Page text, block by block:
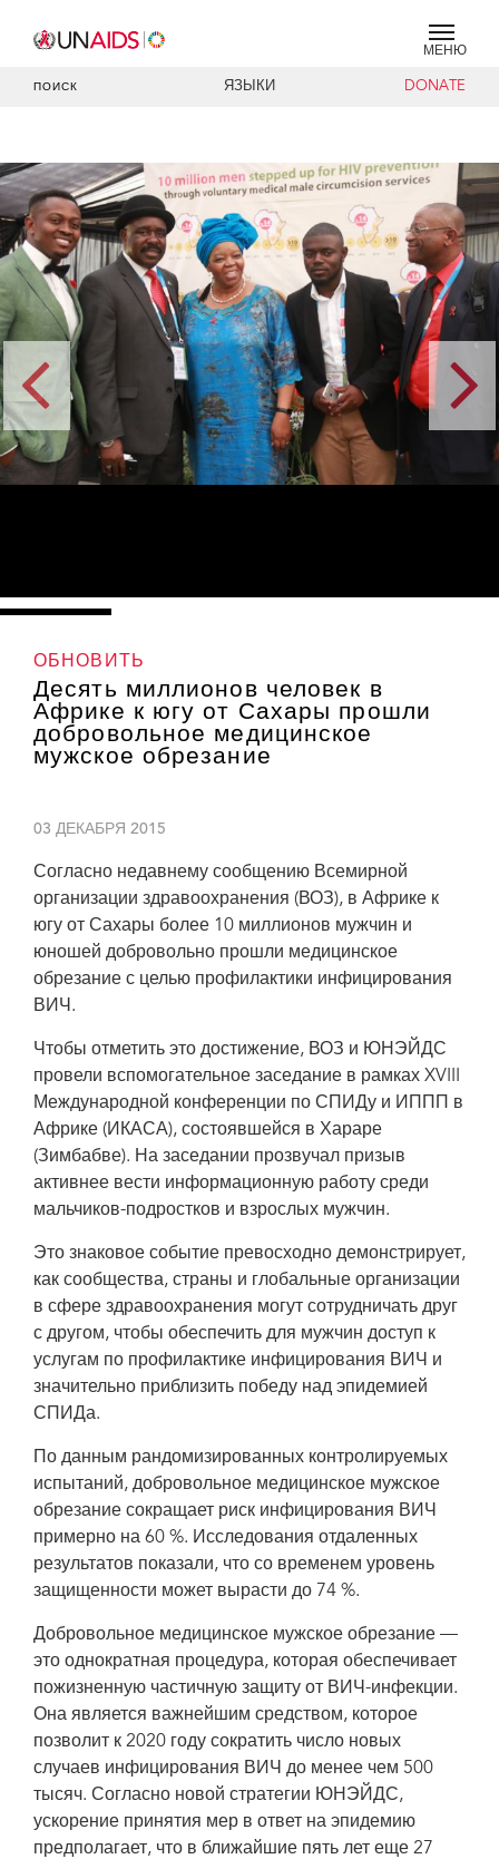
МЕНЮ
ПОИСК ЯЗЫКИ DONATE
Чтобы отметить это достижение, ВОЗ и ЮНЭЙДС провели вспомогательное
заседание в рамках XVIII Международной конференции по СПИДу и ИППП в
Африке (ИКАСА), состоявшейся в Хараре (Зимбабве). На заседании прозвучал
призыв активнее вести информационную работу среди мальчиков-подростков и
взрослых мужчин.
ОБНОВИТЬ
Десять миллионов человек в
Африке к югу от Сахары прошли
добровольное медицинское
мужское обрезание
03 ДЕКАБРЯ 2015
Согласно недавнему сообщению Всемирной
организации здравоохранения (ВОЗ), в Африке к
югу от Сахары более 10 миллионов мужчин и
юношей добровольно прошли медицинское
обрезание с целью профилактики инфицирования
ВИЧ.
Чтобы отметить это достижение, ВОЗ и ЮНЭЙДС
провели вспомогательное заседание в рамках XVIII
Международной конференции по СПИДу и ИППП в
Африке (ИКАСА), состоявшейся в Хараре
(Зимбабве). На заседании прозвучал призыв
активнее вести информационную работу среди
мальчиков-подростков и взрослых мужчин.
Это знаковое событие превосходно демонстрирует,
как сообщества, страны и глобальные организации
в сфере здравоохранения могут сотрудничать друг
с другом, чтобы обеспечить для мужчин доступ к
услугам по профилактике инфицирования ВИЧ и
значительно приблизить победу над эпидемией
СПИДа.
По данным рандомизированных контролируемых
испытаний, добровольное медицинское мужское
обрезание сокращает риск инфицирования ВИЧ
примерно на 60 %. Исследования отдаленных
результатов показали, что со временем уровень
защищенности может вырасти до 74 %.
Добровольное медицинское мужское обрезание —
это однократная процедура, которая обеспечивает
пожизненную частичную защиту от ВИЧ-инфекции.
Она является важнейшим средством, которое
позволит к 2020 году сократить число новых
случаев инфицирования ВИЧ до менее чем 500
тысяч. Согласно новой стратегии ЮНЭЙДС,
ускорение принятия мер в ответ на эпидемию
предполагает, что в ближайшие пять лет еще 27